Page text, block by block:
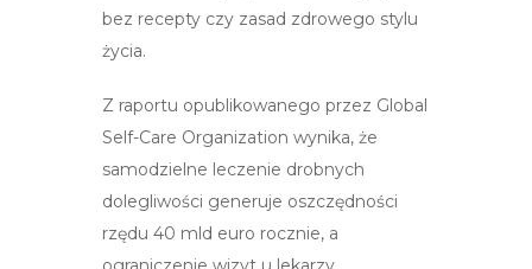
bez recepty czy zasad zdrowego stylu
życia.
Z raportu opublikowanego przez Global
Self-Care Organization wynika, że
samodzielne leczenie drobnych
dolegliwości generuje oszczędności
rzędu 40 mld euro rocznie, a